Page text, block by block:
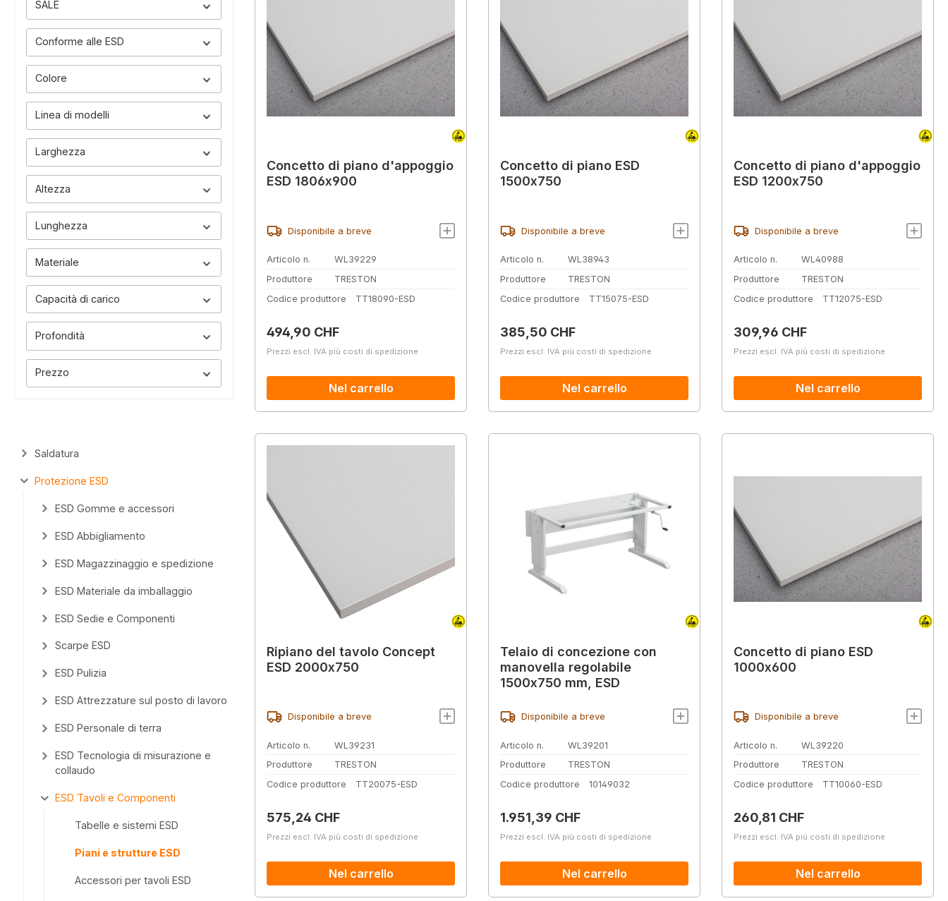
SALE
Conforme alle ESD
Colore
Linea di modelli
Larghezza
Altezza
Lunghezza
Materiale
Capacità di carico
Profondità
Prezzo
Saldatura
Protezione ESD
ESD Gomme e accessori
ESD Abbigliamento
ESD Magazzinaggio e spedizione
ESD Materiale da imballaggio
ESD Sedie e Componenti
Scarpe ESD
ESD Pulizia
ESD Attrezzature sul posto di lavoro
ESD Personale di terra
ESD Tecnologia di misurazione e
collaudo
ESD Tavoli e Componenti
Tabelle e sistemi ESD
Piani e strutture ESD
Accessori per tavoli ESD
Concetto di piano d'appoggio
ESD 1806x900
Disponibile a breve
Articolo n.
WL39229
Produttore
TRESTON
Codice produttore
TT18090-ESD
Prezzo normale:
494,90 CHF
Prezzi escl. IVA più costi di spedizione
Nel carrello
Concetto di piano ESD
1500x750
Disponibile a breve
Articolo n.
WL38943
Produttore
TRESTON
Codice produttore
TT15075-ESD
Prezzo normale:
385,50 CHF
Prezzi escl. IVA più costi di spedizione
Nel carrello
Concetto di piano d'appoggio
ESD 1200x750
Disponibile a breve
Articolo n.
WL40988
Produttore
TRESTON
Codice produttore
TT12075-ESD
Prezzo normale:
309,96 CHF
Prezzi escl. IVA più costi di spedizione
Nel carrello
Ripiano del tavolo Concept
ESD 2000x750
Disponibile a breve
Articolo n.
WL39231
Produttore
TRESTON
Codice produttore
TT20075-ESD
Prezzo normale:
575,24 CHF
Prezzi escl. IVA più costi di spedizione
Nel carrello
Telaio di concezione con
manovella regolabile
1500x750 mm, ESD
Disponibile a breve
Articolo n.
WL39201
Produttore
TRESTON
Codice produttore
10149032
Prezzo normale:
1.951,39 CHF
Prezzi escl. IVA più costi di spedizione
Nel carrello
Concetto di piano ESD
1000x600
Disponibile a breve
Articolo n.
WL39220
Produttore
TRESTON
Codice produttore
TT10060-ESD
Prezzo normale:
260,81 CHF
Prezzi escl. IVA più costi di spedizione
Nel carrello